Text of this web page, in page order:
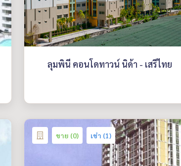
ลุมพินี คอนโดทาวน์ นิด้า - เสรีไทย
ขาย (0) เช่า (1)